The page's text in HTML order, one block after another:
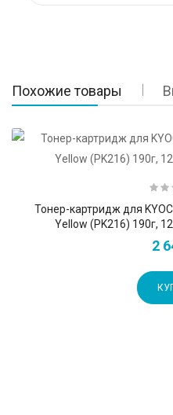
Похожие товары
Тонер-картридж для
Yellow (PK216) 190г,
2